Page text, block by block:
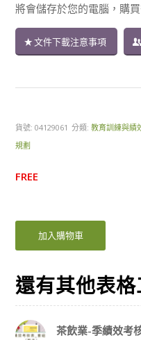
將會儲存於您的電腦，購
文件下載注意事項
貨號: 04129061 分類:教育訓練與績
規劃
FREE
加入購物車
還有其他表
茶飲業-季績效考